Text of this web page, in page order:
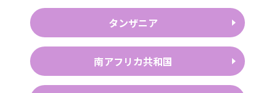
タンザニア
南アフリカ共和国